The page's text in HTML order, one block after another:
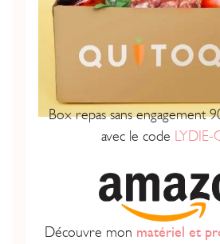
Box repas sans engagement
avec le code LYDIE-
Découvre mon matériel et